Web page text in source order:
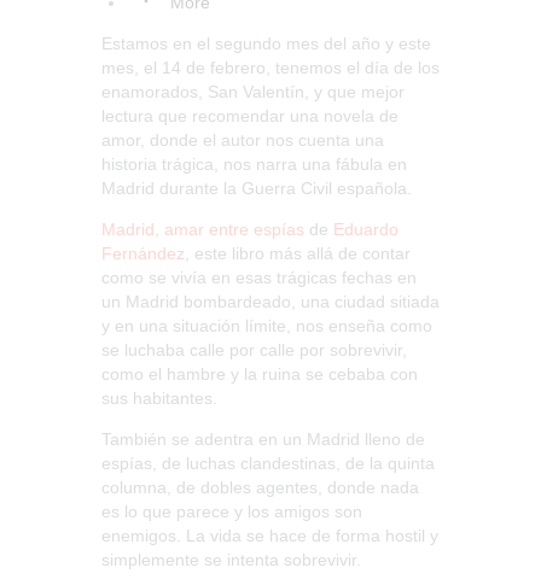
Estamos en el segundo mes del año y este
mes, el 14 de febrero, tenemos el día de los
enamorados, San Valentín, y que mejor
lectura que recomendar una novela de
amor, donde el autor nos cuenta una
historia trágica, nos narra una fábula en
Madrid durante la Guerra Civil española.
Madrid, amar entre espías de Eduardo
Fernández, este libro más allá de contar
como se vivía en esas trágicas fechas en
un Madrid bombardeado, una ciudad sitiada
y en una situación límite, nos enseña como
se luchaba calle por calle por sobrevivir,
como el hambre y la ruina se cebaba con
sus habitantes.
También se adentra en un Madrid lleno de
espías, de luchas clandestinas, de la quinta
columna, de dobles agentes, donde nada
es lo que parece y los amigos son
enemigos. La vida se hace de forma hostil y
simplemente se intenta sobrevivir.